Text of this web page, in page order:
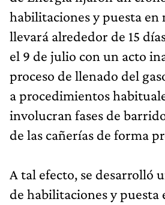
habilitaciones y puesta en
llevará alrededor de 15
el 9 de julio con un acto
proceso de llenado del
a procedimientos
involucran fases de
de las cañerías de forma
A tal efecto, se desarrolló
de habilitaciones y puesta